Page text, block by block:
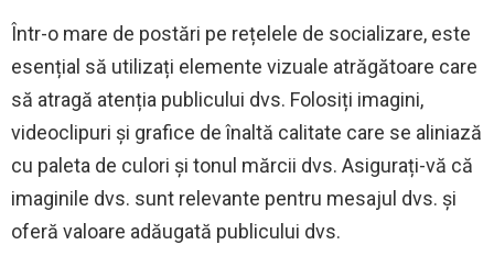
Într-o mare de postări pe rețelele de socializare, este
esențial să utilizați elemente vizuale atrăgătoare care
să atragă atenția publicului dvs. Folosiți imagini,
videoclipuri și grafice de înaltă calitate care se aliniază
cu paleta de culori și tonul mărcii dvs. Asigurați-vă că
imaginile dvs. sunt relevante pentru mesajul dvs. și
oferă valoare adăugată publicului dvs.